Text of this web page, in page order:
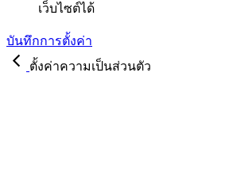
เว็บไซต์ได้
บันทึกการตั้งค่า
ตั้งค่าความเป็นส่วนตัว